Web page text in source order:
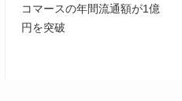
post:
コマースの年間流通額が1億
円を突破